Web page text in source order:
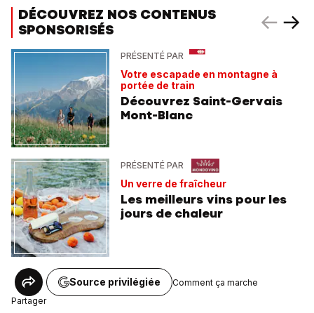
DÉCOUVREZ NOS CONTENUS
SPONSORISÉS
PRÉSENTÉ PAR
Votre escapade en montagne à
portée de train
Découvrez Saint-Gervais
Mont-Blanc
PRÉSENTÉ PAR
Un verre de fraîcheur
Les meilleurs vins pour les
jours de chaleur
Partager
Source privilégiée Comment ça marche